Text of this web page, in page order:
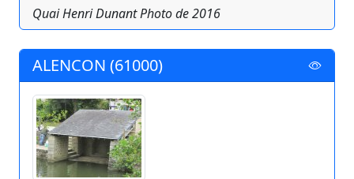
Quai Henri Dunant Photo de 2016
ALENCON (61000)